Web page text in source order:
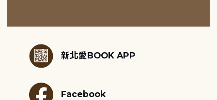
新北愛BOOK APP
Facebook